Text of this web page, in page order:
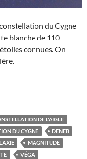
du Cygne
blanche de 110
connues. On
DE L'AIGLE
DU CYGNE
DENEB
MAGNITUDE
VÉGA